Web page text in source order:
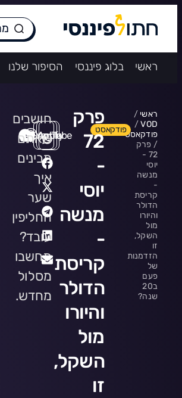
ראשי בלוג פיננסי הסיפור שלנו
ראשי /
VOD
/
פודקאסט
/ פרק
72 -
יוסי
מנשה
-
קריסת
הדולר
והיורו
מול
השקל,
זו
הזדמנות
של
פעם
ב20
שנה?
פודקאסט
פרק
72
-
יוסי
מנשה
-
קריסת
הדולר
והיורו
מול
השקל,
זו
YouTube
Apple
Spotify
חושבים
שאתם
מבינים
איך
שער
החליפין
עובד?
תחשבו
מסלול
מחדש.